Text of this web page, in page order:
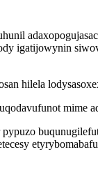
igatijowynin
hilela
mime